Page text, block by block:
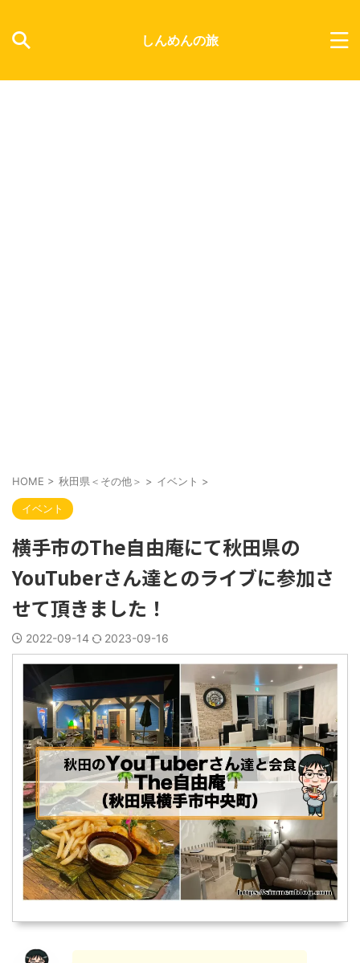
しんめんの旅
HOME > 秋田県＜その他＞ > イベント >
イベント
横手市のThe自由庵にて秋田県の
YouTuberさん達とのライブに参加さ
せて頂きました！
2022-09-14 2023-09-16